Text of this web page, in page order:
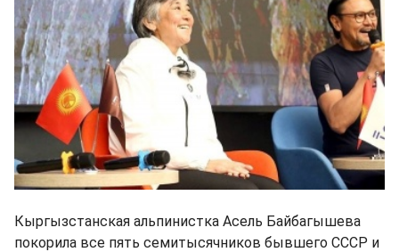
Кыргызстанская альпинистка Асель Байбагышева
покорила все пять семитысячников бывшего СССР и